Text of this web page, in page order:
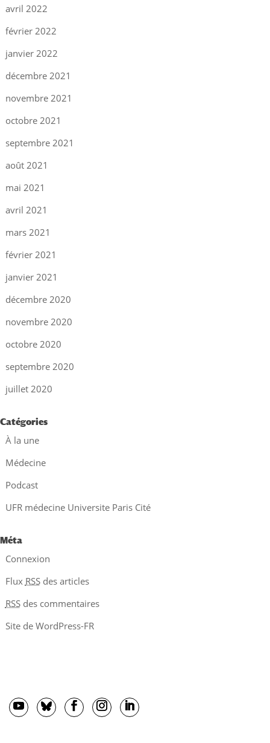
avril 2022
février 2022
janvier 2022
décembre 2021
novembre 2021
octobre 2021
septembre 2021
août 2021
mai 2021
avril 2021
mars 2021
février 2021
janvier 2021
décembre 2020
novembre 2020
octobre 2020
septembre 2020
juillet 2020
Catégories
À la une
Médecine
Podcast
UFR médecine Universite Paris Cité
Méta
Connexion
Flux RSSdes articles
RSSdes commentaires
Site de WordPress-FR